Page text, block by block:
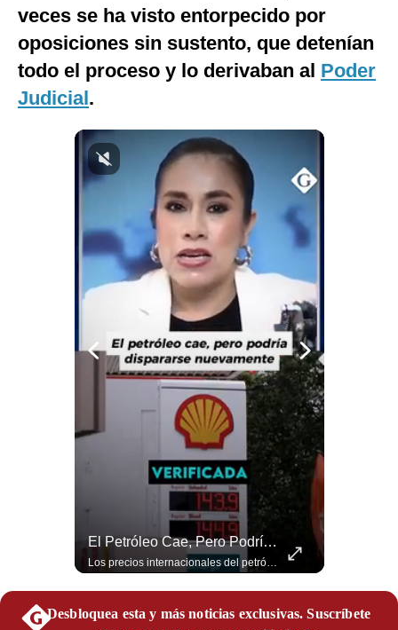
Podcast
Gestión TV
Videos
Fotogalerías
Preguntas
veces se ha visto entorpecido por
oposiciones sin sustento, que detenían
todo el proceso y lo derivaban al Poder
Judicial.
El Petróleo Cae, Pero Podría Dispararse Nuevamente | #radar24
Los precios internacionales del petróleo retrocedieron ante la posibilidad de un acuerdo para reabrir el estrecho de Ormuz. Sin embargo, la caída responde solo a una expectativa diplomática y un nuevo ataque contra un buque podría hacer regresar rápidamente la prima de riesgo. #Petroleo #EstrechoDeOrmuz #EconomiaGlobal #MercadoPetrolero #Crudo #NoticiasEconomicas #Geopolitica #Shorts 👉 Suscríbete y activa la campana para no perderte nuestro análisis diario. 🌎 Síguenos en nuestras redes sociales: 📌 Web oficial: https://gestion.pe/mundo/ 📌 LinkedIn: http://bit.ly/3HYIET0 📌 X (Twitter): http://bit.ly/4noZtX9 📌 TikTok: http://bit.ly/4evB6TO